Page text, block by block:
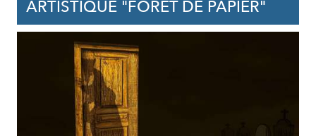
ARTISTIQUE "FORÊT DE PAPIER"